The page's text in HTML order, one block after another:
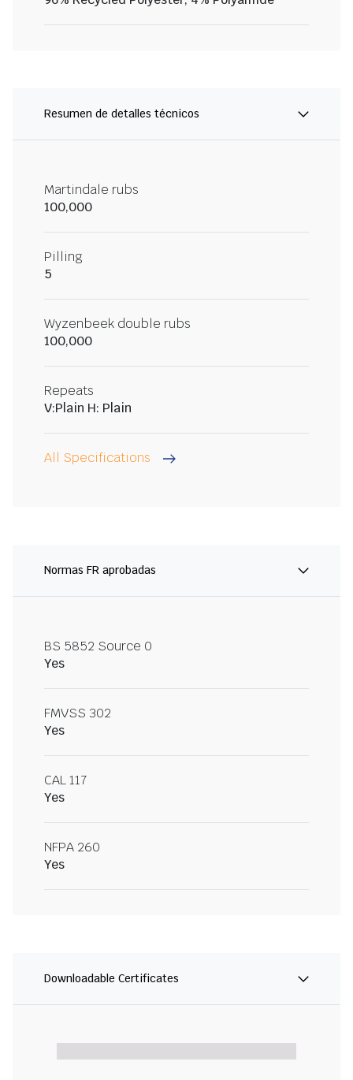
Resumen de detalles técnicos
Martindale rubs
100,000
Pilling
5
Wyzenbeek double rubs
100,000
Repeats
V:Plain H: Plain
All Specifications
Normas FR aprobadas
BS 5852 Source 0
Yes
FMVSS 302
Yes
CAL 117
Yes
NFPA 260
Yes
Downloadable Certificates